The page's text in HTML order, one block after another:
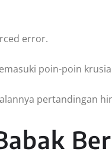
error.
poin-poin
pertandingan